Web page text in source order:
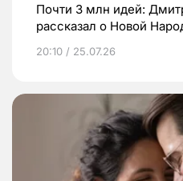
Почти 3 млн идей:
рассказал о Новой
20:10 / 25.07.26